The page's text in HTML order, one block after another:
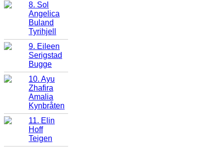
8. Sol
Angelica
Buland
Tyrihjell
9. Eileen
Serigstad
Bugge
10. Ayu
Zhafira
Amalia
Kynbråten
11. Elin
Hoff
Teigen